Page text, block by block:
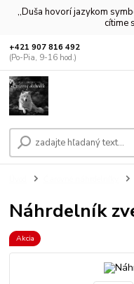
,,Duša hovorí jazykom
cítime
+421 907 816 492
(Po-Pia, 9-16 hod.)
Náhrdelník
Akcia